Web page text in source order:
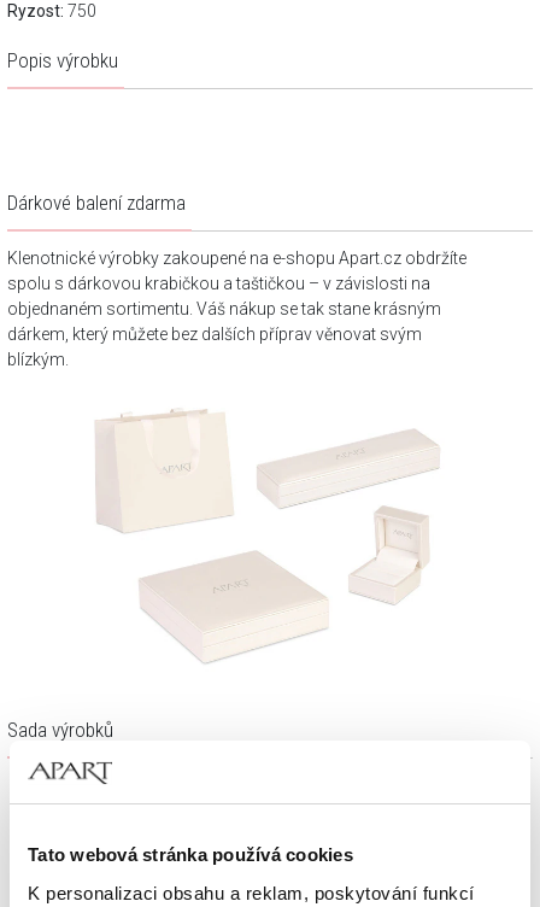
Tato webová stránka používá cookies
K personalizaci obsahu a reklam, poskytování funkcí
Ryzost: 750
Popis výrobku
Dárkové balení zdarma
Klenotnické výrobky zakoupené na e-shopu Apart.cz obdržíte
spolu s dárkovou krabičkou a taštičkou – v závislosti na
objednaném sortimentu. Váš nákup se tak stane krásným
dárkem, který můžete bez dalších příprav věnovat svým
blízkým.
Sada výrobků